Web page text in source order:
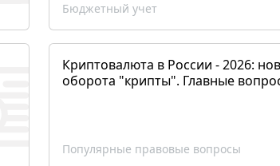
Бюджетный учет
Криптовалюта в России - 2026:
оборота "крипты". Главные
Популярные правовые вопросы